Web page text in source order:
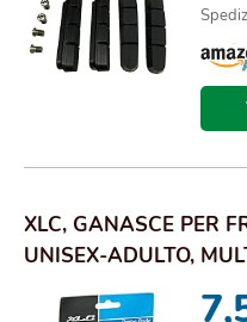
XLC, GANASCE PER
UNISEX-ADULTO,